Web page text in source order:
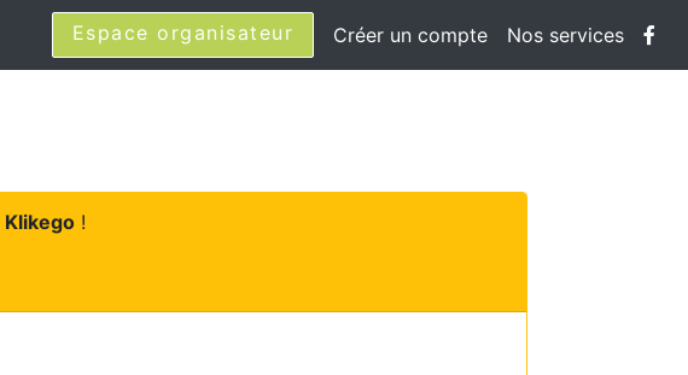
Espace organisateur Créer un compte Nos services
Klikego!